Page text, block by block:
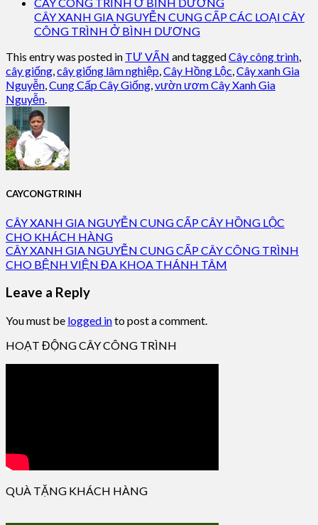
CÂY XANH GIA NGUYỄN CUNG CẤP CÁC LOẠI CÂY
CÔNG TRÌNH Ở BÌNH DƯƠNG
This entry was posted in TƯ VẤN and taggedCây công trình,
cây giống,cây giống lâm nghiệp,Cây Hồng Lộc,Cây xanh Gia
Nguyễn,Cung Cấp Cây Giống,vườn ươm Cây Xanh Gia
Nguyễn.
CAYCONGTRINH
CÂY XANH GIA NGUYỄN CUNG CẤP CÂY HỒNG LỘC
CHO KHÁCH HÀNG
CÂY XANH GIA NGUYỄN CUNG CẤP CÂY CÔNG TRÌNH
CHO BỆNH VIỆN ĐA KHOA THÁNH TÂM
Leave a Reply
You must be logged into post a comment.
HOẠT ĐỘNG CÂY CÔNG TRÌNH
QUÀ TẶNG KHÁCH HÀNG